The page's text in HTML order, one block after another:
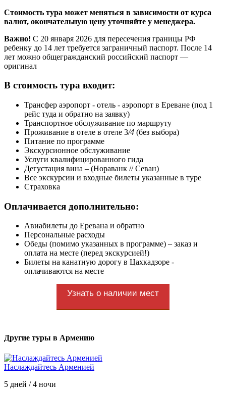
Стоимость тура может меняться в зависимости от курса
валют, окончательную цену уточняйте у менеджера.
Важно! С 20 января 2026 для пересечения границы РФ
ребенку до 14 лет требуется заграничный паспорт. После 14
лет можно общегражданский российский паспорт —
оригинал
В стоимость тура входит:
Трансфер аэропорт - отель - аэропорт в Ереване (под 1
рейс туда и обратно на заявку)
Транспортное обслуживание по маршруту
Проживание в отеле в отеле 3/4 (без выбора)
Питание по программе
Экскурсионное обслуживание
Услуги квалифицированного гида
Дегустация вина – (Нораванк // Севан)
Все экскурсии и входные билеты указанные в туре
Страховка
Оплачивается дополнительно:
Авиабилеты до Еревана и обратно
Персональные расходы
Обеды (помимо указанных в программе) – заказ и
оплата на месте (перед экскурсией!)
Билеты на канатную дорогу в Цахкадзоре -
оплачиваются на месте
Узнать о наличии мест
Другие туры в Армению
Наслаждайтесь Арменией
5 дней / 4 ночи